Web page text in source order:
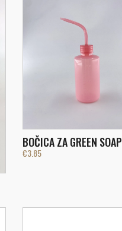
BOČICA ZA GREEN SOAP
€3.85